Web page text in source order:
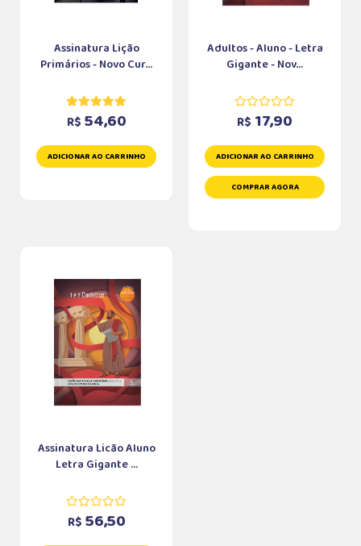
Assinatura Lição
Primários - Novo Cur...
R$ 54,60
ADICIONAR AO CARRINHO
Adultos - Aluno - Letra
Gigante - Nov...
R$ 17,90
ADICIONAR AO CARRINHO
COMPRAR AGORA
Assinatura Licão Aluno
Letra Gigante ...
R$ 56,50